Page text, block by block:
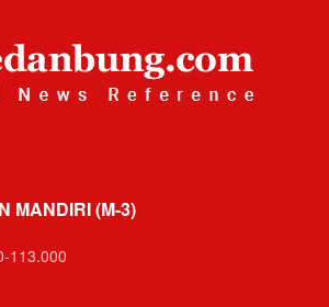
MANDIRI (M-3)
113.000